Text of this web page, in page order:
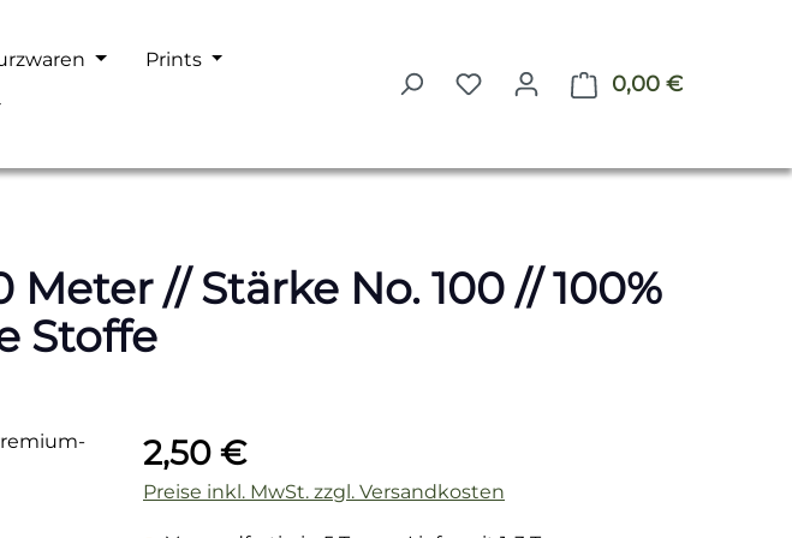
Prints
0,00 €
// Stärke No. 100 // 100%
Stoffe
Regulärer Preis:
2,50 €
Preise inkl. MwSt. zzgl. Versandkosten